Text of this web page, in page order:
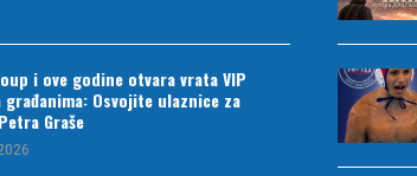
i ove godine otvara vrata VIP
građanima: Osvojite ulaznice za
Graše